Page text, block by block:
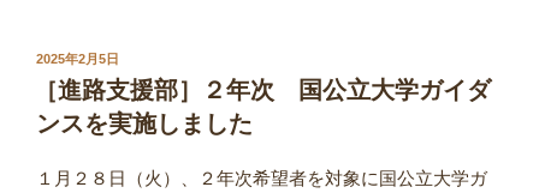
投
日:
2025年2月5日
［進路支援部］２年次 国公立大学ガイダ
ンスを実施しました
１月２８日（火）、２年次希望者を対象に国公立大学ガ